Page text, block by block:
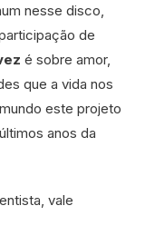
nesse disco,
de
é sobre amor,
que a vida nos
este projeto
anos da
vale